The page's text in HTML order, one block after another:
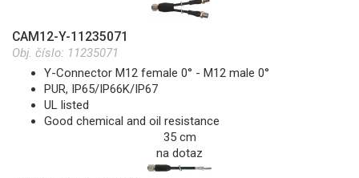
CAM12-Y-11235071
Obj. číslo: 11235071
Y-Connector M12 female 0° - M12 male 0°
PUR, IP65/IP66K/IP67
UL listed
Good chemical and oil resistance
35 cm
na dotaz